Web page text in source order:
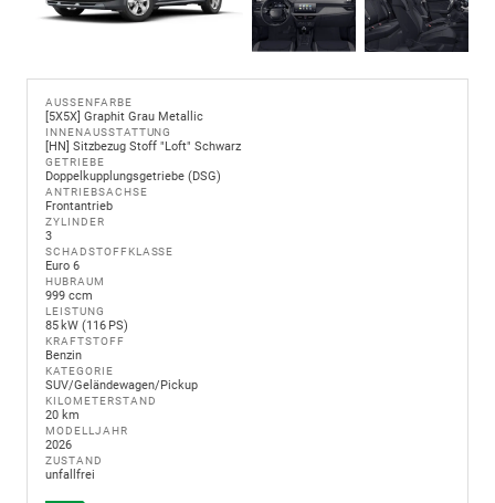
AUSSENFARBE
[5X5X] Graphit Grau Metallic
INNENAUSSTATTUNG
[HN] Sitzbezug Stoff "Loft" Schwarz
GETRIEBE
Doppelkupplungsgetriebe (DSG)
ANTRIEBSACHSE
Frontantrieb
ZYLINDER
3
SCHADSTOFFKLASSE
Euro 6
HUBRAUM
999 ccm
LEISTUNG
85 kW (116 PS)
KRAFTSTOFF
Benzin
KATEGORIE
SUV/Geländewagen/Pickup
KILOMETERSTAND
20 km
MODELLJAHR
2026
ZUSTAND
unfallfrei